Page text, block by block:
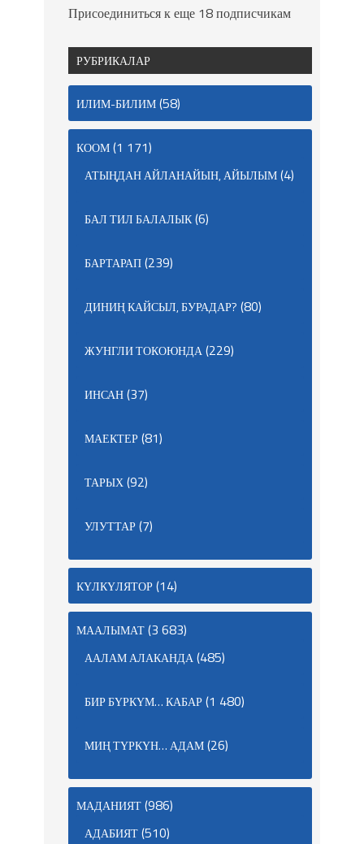
Присоединиться к еще 18 подписчикам
РУБРИКАЛАР
ИЛИМ-БИЛИМ(58)
КООМ(1 171)
АТЫҢДАН АЙЛАНАЙЫН, АЙЫЛЫМ(4)
БАЛ ТИЛ БАЛАЛЫК(6)
БАРТАРАП(239)
ДИНИҢ КАЙСЫЛ, БУРАДАР? (80)
ЖУНГЛИ ТОКОЮНДА(229)
ИНСАН(37)
МАЕКТЕР(81)
ТАРЫХ(92)
УЛУТТАР(7)
КҮЛКҮЛЯТОР(14)
МААЛЫМАТ(3 683)
ААЛАМ АЛАКАНДА(485)
БИР БҮРКҮМ… КАБАР(1 480)
МИҢ ТҮРКҮН… АДАМ(26)
МАДАНИЯТ(986)
АДАБИЯТ(510)